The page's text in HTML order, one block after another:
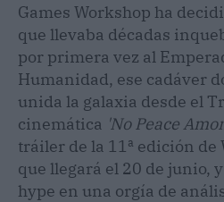
Games Workshop ha
que llevaba décadas
por primera vez al
Humanidad, ese cadáver
unida la galaxia desde el
cinemática 'No Peace
tráiler de la 11ª edición
que llegará el 20 de junio,
hype en una orgía de